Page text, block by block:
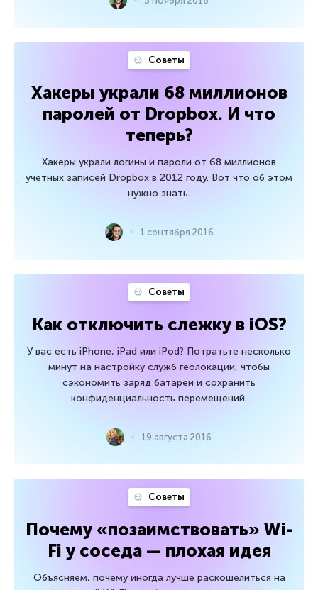
Советы
Хакеры украли 68 миллионов
паролей от Dropbox. И что
теперь?
Хакеры украли логины и пароли от 68 миллионов
учетных записей Dropbox в 2012 году. Вот что об этом
нужно знать.
1 сентября 2016
Советы
Как отключить слежку в iOS?
У вас есть iPhone, iPad или iPod? Потратьте несколько
минут на настройку служб геолокации, чтобы
сэкономить заряд батареи и сохранить
конфиденциальность перемещений.
19 августа 2016
Советы
Почему «позаимствовать» Wi-
Fi у соседа — плохая идея
Объясняем, почему иногда лучше раскошелиться на